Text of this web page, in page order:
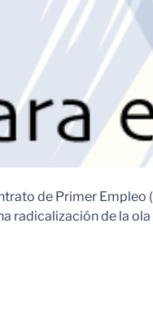
de Primer
radicalización de la